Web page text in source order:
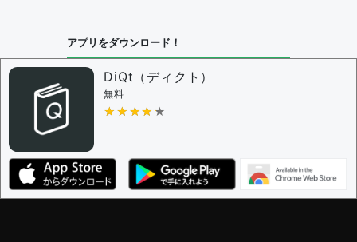
アプリをダウンロード！
DiQt（ディクト）
無料
★★★★★
★★★★★